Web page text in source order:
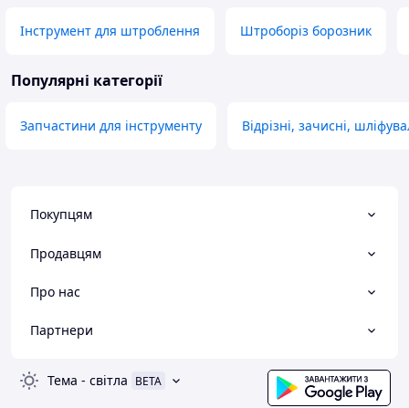
Інструмент для штроблення Штроборіз борозник
Популярні категорії
Запчастини для інструменту Відрізні, зачисні,
Покупцям
Продавцям
Про нас
Партнери
Тема - світла BETA